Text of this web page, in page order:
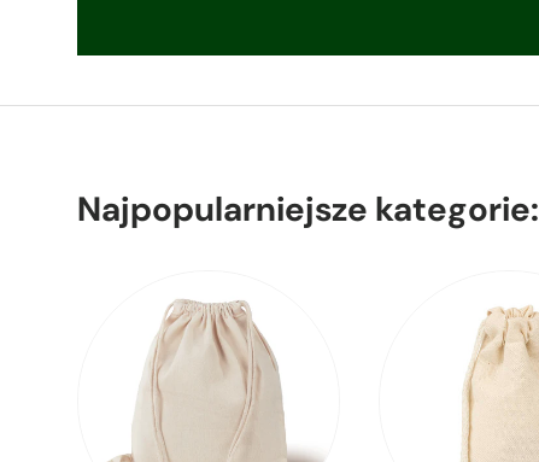
Najpopularniejsze kategorie: